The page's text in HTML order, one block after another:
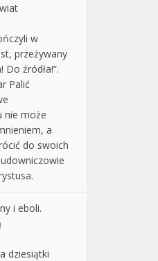
w
przeżywany
źródła!”.
Palić
nie może
a
do swoich
i eboli.
dziesiątki